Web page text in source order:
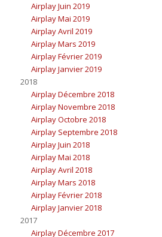
Airplay Juin 2019
Airplay Mai 2019
Airplay Avril 2019
Airplay Mars 2019
Airplay Février 2019
Airplay Janvier 2019
2018
Airplay Décembre 2018
Airplay Novembre 2018
Airplay Octobre 2018
Airplay Septembre 2018
Airplay Juin 2018
Airplay Mai 2018
Airplay Avril 2018
Airplay Mars 2018
Airplay Février 2018
Airplay Janvier 2018
2017
Airplay Décembre 2017